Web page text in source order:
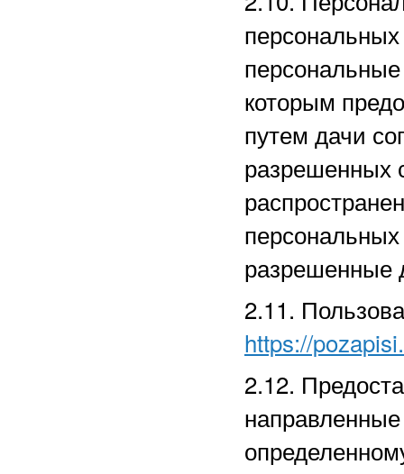
персональные
которым
путем дачи
разрешенных
разрешенные
2.11.
https://
2.12.